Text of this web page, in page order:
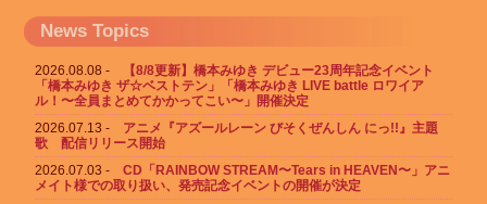
News Topics
2026.08.08
【8/8更新】橋本みゆき デビュー23周年記念イベント
「橋本みゆき ザ☆ベストテン」「橋本みゆき LIVE battle ロワイア
ル！〜全員まとめてかかってこい〜」開催決定
2026.07.13
アニメ『アズールレーン びそくぜんしん にっ!!』主題
歌 配信リリース開始
2026.07.03
CD「RAINBOW STREAM〜Tears in HEAVEN〜」アニ
メイト様での取り扱い、発売記念イベントの開催が決定